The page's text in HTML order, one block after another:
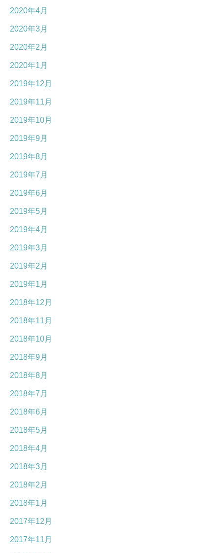
2020年4月
2020年3月
2020年2月
2020年1月
2019年12月
2019年11月
2019年10月
2019年9月
2019年8月
2019年7月
2019年6月
2019年5月
2019年4月
2019年3月
2019年2月
2019年1月
2018年12月
2018年11月
2018年10月
2018年9月
2018年8月
2018年7月
2018年6月
2018年5月
2018年4月
2018年3月
2018年2月
2018年1月
2017年12月
2017年11月